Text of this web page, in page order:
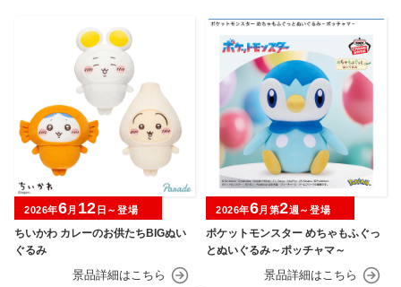
ちいかわ カレーのお供たちBIGぬい
ぐるみ
2026年6月 12 日～登場
ポケットモンスター めちゃもふぐっ
とぬいぐるみ～ポッチャマ～
2026年6月第2週～登場